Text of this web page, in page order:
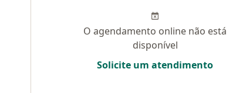
O agendamento online não está
disponível
Solicite um atendimento